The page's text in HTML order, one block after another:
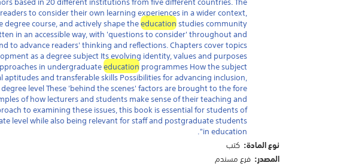
to consider their own learning experiences in a wider context,
course, and actively shape theeducationstudies community
in an accessible way, with 'questions to consider' throughout and
to advance readers' thinking and reflections. Chapters cover topics
as a degree subject Its evolving identity, values and purposes
in undergraduateeducationprogrammes How the subject
and transferable skills Possibilities for advancing inclusion,
level These 'behind the scenes' factors are brought to the fore
of how lecturers and students make sense of their teaching and
to examining these issues, this book is essential for students of
level while also being relevant for staff and postgraduate students
in education".
نوع المادة: كتب
المصدر: فرع مسندم